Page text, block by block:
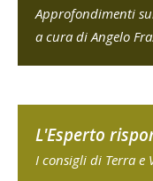
Approfondimenti
a cura di Angelo
L'Esperto
I consigli di Terra e